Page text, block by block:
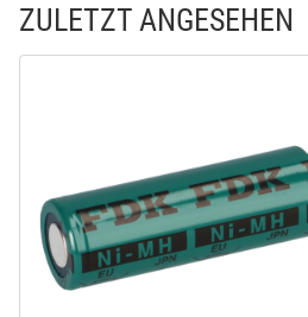
ZULETZT ANGESEHEN